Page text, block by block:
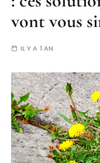
vont vous
IL Y A 1 AN